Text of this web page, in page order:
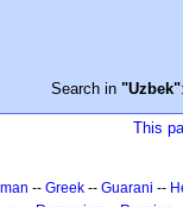
Search in "Uzbek":
This
-- Greek -- Guarani --